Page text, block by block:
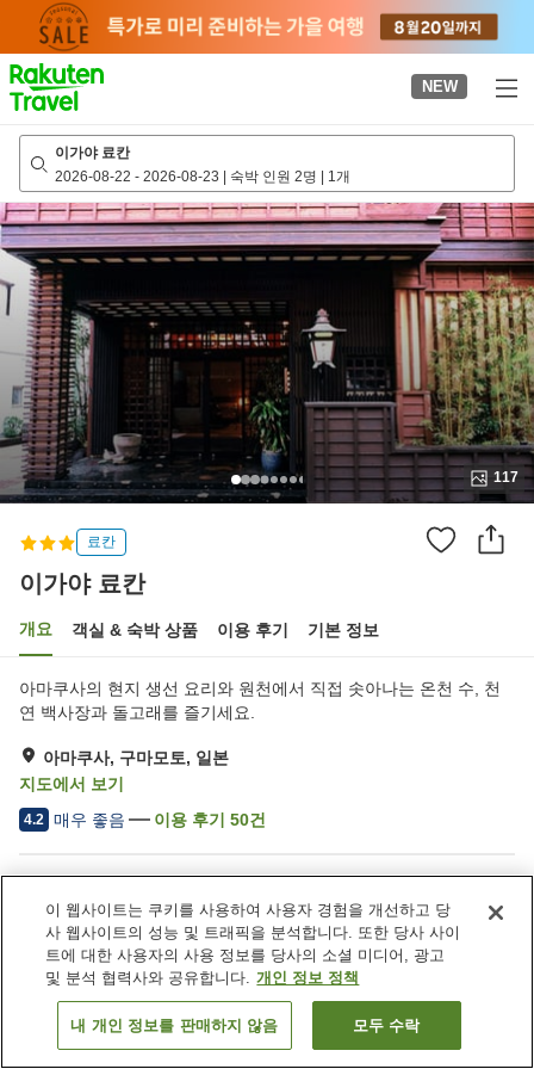
page
NEW
이가야 료칸
2026-08-22 - 2026-08-23 | 숙박 인원 2명 | 1개
117
료칸
이가야 료칸
개요 객실 & 숙박 상품 이용 후기 기본 정보
아마쿠사의 현지 생선 요리와 원천에서 직접 솟아나는 온천 수, 천
연 백사장과 돌고래를 즐기세요.
아마쿠사, 구마모토, 일본
지도에서 보기
4.2 매우 좋음 이용 후기 50건
주차장
스파 / 미용실
연회장
노천탕 (온천)
객실 보기
이 웹사이트는 쿠키를 사용하여 사용자 경험을 개선하고 당
사 웹사이트의 성능 및 트래픽을 분석합니다. 또한 당사 사이
트에 대한 사용자의 사용 정보를 당사의 소셜 미디어, 광고
및 분석 협력사와 공유합니다. 개인 정보 정책
내 개인 정보를 판매하지 않음 모두 수락